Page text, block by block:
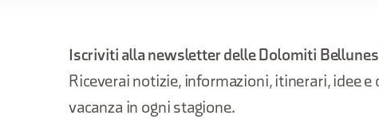
Iscriviti alla newsletter delle Dolomiti
Riceverai notizie, informazioni, itinerari, idee e
vacanza in ogni stagione.